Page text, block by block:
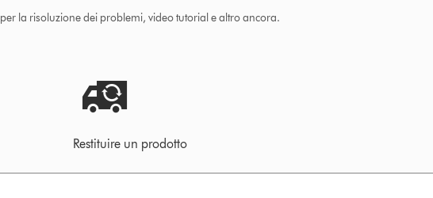
per la risoluzione dei problemi, video tutorial e altro ancora.
Restituire un prodotto